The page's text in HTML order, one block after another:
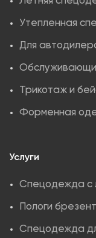
Утепленная
Для
Трикотаж и
Форменная
Услуги
Спецодежда с
Пологи
Спецодежда